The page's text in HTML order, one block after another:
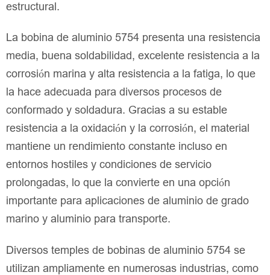
estructural.
La bobina de aluminio 5754 presenta una resistencia
media, buena soldabilidad, excelente resistencia a la
corrosión marina y alta resistencia a la fatiga, lo que
la hace adecuada para diversos procesos de
conformado y soldadura. Gracias a su estable
resistencia a la oxidación y la corrosión, el material
mantiene un rendimiento constante incluso en
entornos hostiles y condiciones de servicio
prolongadas, lo que la convierte en una opción
importante para aplicaciones de aluminio de grado
marino y aluminio para transporte.
Diversos temples de bobinas de aluminio 5754 se
utilizan ampliamente en numerosas industrias, como